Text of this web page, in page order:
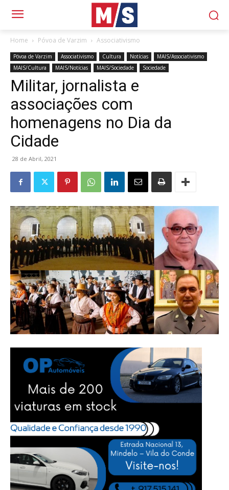
Home Póvoa de Varzim Associativismo
Póvoa de Varzim Associativismo Cultura Notícias
MAIS/Associativismo
MAIS/Cultura
MAIS/Notícias MAIS/Sociedade Sociedade
Militar, jornalista e
associações com
homenagens no Dia da
Cidade
28 de Abril, 2021